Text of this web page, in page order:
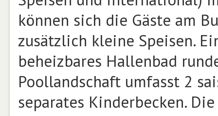
können sich die Gäste am
zusätzlich kleine Speisen.
beheizbares Hallenbad
Poollandschaft umfasst 2
separates Kinderbecken.